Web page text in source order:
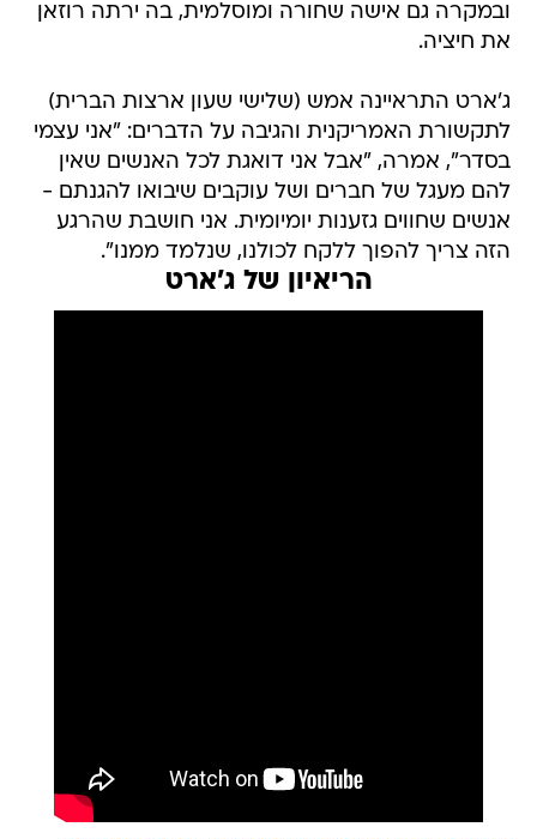
ובמקרה גם אישה שחורה ומוסלמית, בה ירתה רוזאן
את חיציה.
ג'ארט התראיינה אמש (שלישי שעון ארצות הברית)
לתקשורת האמריקנית והגיבה על הדברים: "אני עצמי
בסדר", אמרה, "אבל אני דואגת לכל האנשים שאין
להם מעגל של חברים ושל עוקבים שיבואו להגנתם -
אנשים שחווים גזענות יומיומית. אני חושבת שהרגע
הזה צריך להפוך ללקח לכולנו, שנלמד ממנו".
הריאיון של ג'ארט